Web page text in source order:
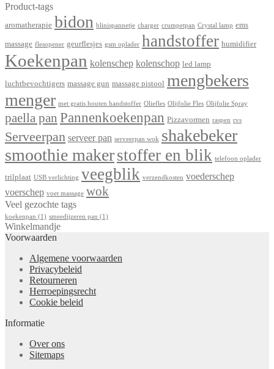
Product-tags
aromatherapie bidon blinispannetje charger crumpetpan Crystal lamp ems
massage flesopener geurflesjes gsm oplader handstoffer humidifier
Koekenpan kolenschep kolenschop led lamp
luchtbevochtigers massage gun massage pistool mengbekers
menger met gratis houten handstoffer Oliefles Olijfolie Fles Olijfolie Spray
paella pan Pannenkoekenpan Pizzavormen raspen rvs
Serveerpan serveer pan serveerpan wok shakebeker
smoothie makerstoffer en blik telefoon oplader
trilplaat USB verlichting veegblik verzendkosten voederschep
voerschep voet massage wok
Veel gezochte tags
koekenpan (1) smeedijzeren pan (1)
Winkelmandje
Voorwaarden
Algemene voorwaarden
Privacybeleid
Retourneren
Herroepingsrecht
Cookie beleid
Informatie
Over ons
Sitemaps